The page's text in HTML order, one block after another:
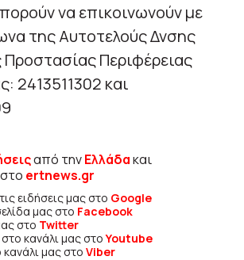
να επικοινωνούν με
της Αυτοτελούς Δνσης
Προστασίας Περιφέρειας
2413511302 και
από τηνΕλλάδακαι
ertnews.gr
ειδήσεις μας στο Google
μας στο Facebook
στο Twitter
κανάλι μας στοYoutube
κανάλι μας στο Viber